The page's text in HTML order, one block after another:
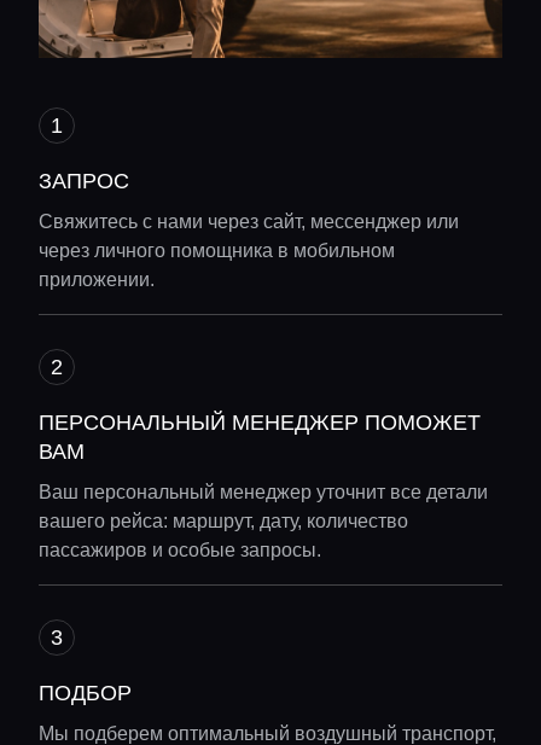
ЗАПРОС
Свяжитесь с нами через сайт, мессенджер или
через личного помощника в мобильном
приложении.
ПЕРСОНАЛЬНЫЙ МЕНЕДЖЕР ПОМОЖЕТ
ВАМ
Ваш персональный менеджер уточнит все детали
вашего рейса: маршрут, дату, количество
пассажиров и особые запросы.
ПОДБОР
Мы подберем оптимальный воздушный транспорт,